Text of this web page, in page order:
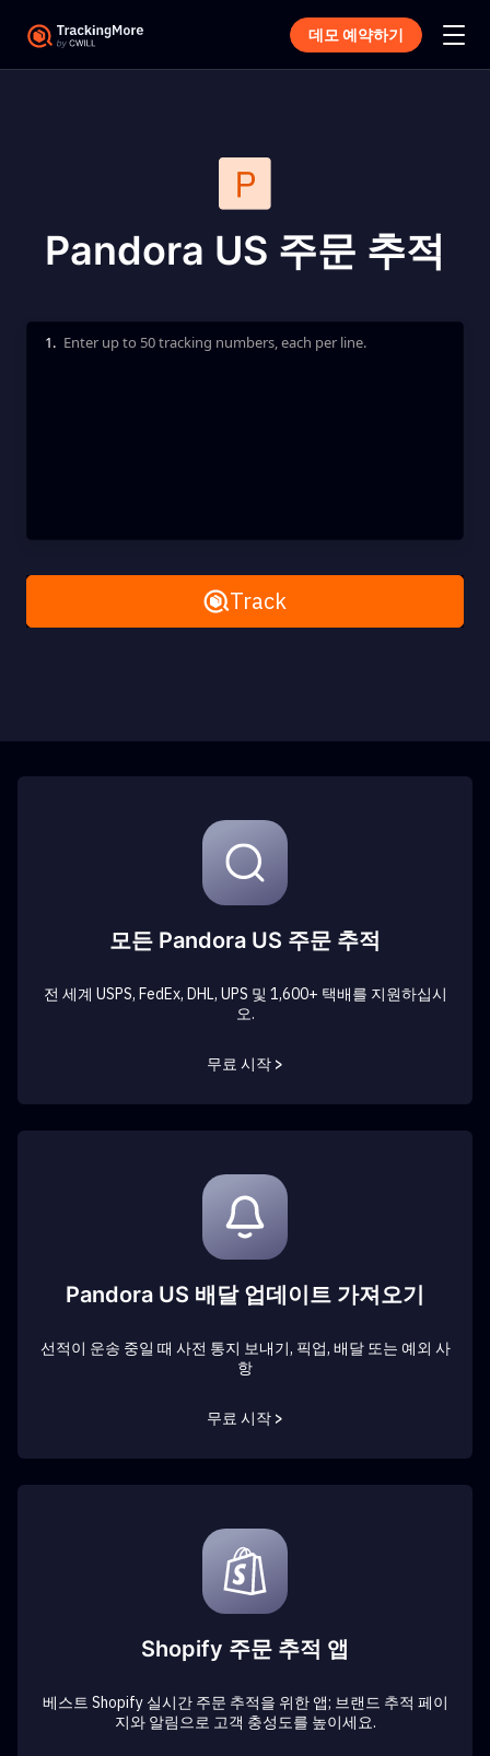
데모 예약하기
Pandora US 주문 추적
Enter up to 50 tracking numbers, each per line.
1.
Remove AllTrack
모든 Pandora US 주문 추적
전 세계 USPS, FedEx, DHL, UPS 및 1,600+ 택배를 지원하십시
오.
무료 시작 >
Pandora US 배달 업데이트 가져오기
선적이 운송 중일 때 사전 통지 보내기, 픽업, 배달 또는 예외 사
항
무료 시작 >
Shopify 주문 추적 앱
베스트 Shopify 실시간 주문 추적을 위한 앱; 브랜드 추적 페이
지와 알림으로 고객 충성도를 높이세요.